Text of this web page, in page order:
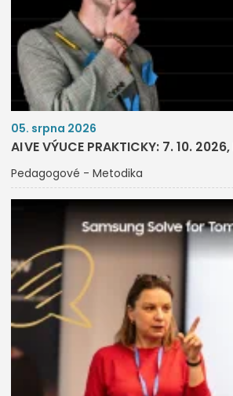
05. srpna 2026
AI VE VÝUCE PRAKTICKY: 7. 10.
Pedagogové - Metodika